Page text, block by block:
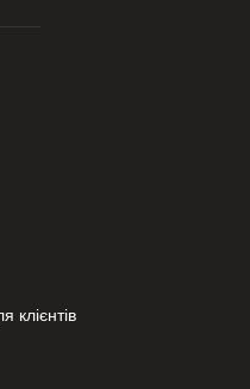
клієнтів